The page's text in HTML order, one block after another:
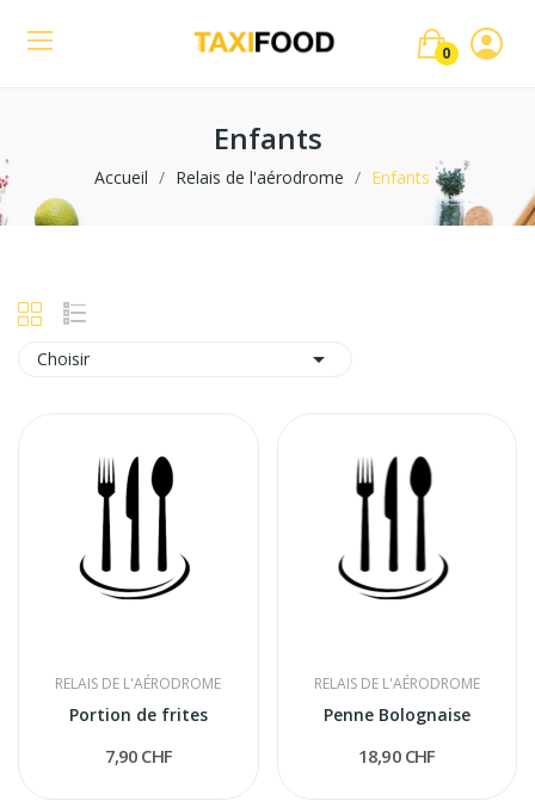
0
Enfants
Accueil Relais de l'aérodrome Enfants
Choisir 
RELAIS DE L'AÉRODROME
Portion de frites
7,90 CHF
RELAIS DE L'AÉRODROME
Penne Bolognaise
18,90 CHF